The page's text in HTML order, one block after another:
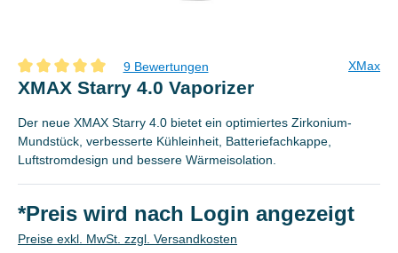
Durchschnittliche Bewertung von 5 von 5 Sternen
9 Bewertungen XMax
XMAX Starry 4.0 Vaporizer
Der neue XMAX Starry 4.0 bietet ein optimiertes Zirkonium-
Mundstück, verbesserte Kühleinheit, Batteriefachkappe,
Luftstromdesign und bessere Wärmeisolation.
*Preis wird nach Login angezeigt
Preise exkl. MwSt. zzgl. Versandkosten